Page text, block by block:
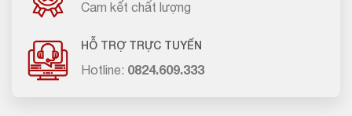
Cam kết chất lượng
HỖ TRỢ TRỰC TUYẾN
Hotline: 0824.609.333